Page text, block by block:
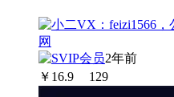
2年前
￥ 16.9 129